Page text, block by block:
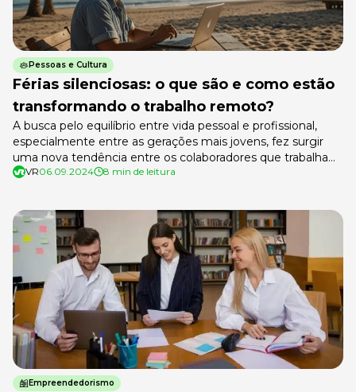
Pessoas e Cultura
Férias silenciosas: o que são e como estão
transformando o trabalho remoto?
A busca pelo equilíbrio entre vida pessoal e profissional,
especialmente entre as gerações mais jovens, fez surgir
uma nova tendência entre os colaboradores que trabalham
no modelo remoto: as férias silenciosas. Essa prática tem
lugares, mas sem optar […]
VR06.09.2024 8 min de leitura
Empreendedorismo